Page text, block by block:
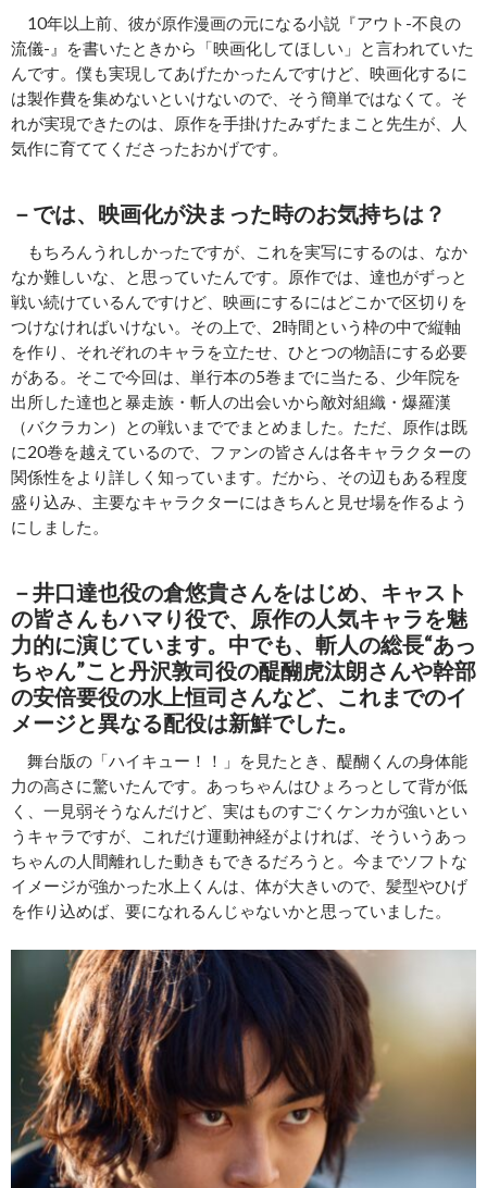
10年以上前、彼が原作漫画の元になる小説『アウト-不良の
流儀-』を書いたときから「映画化してほしい」と言われていた
んです。僕も実現してあげたかったんですけど、映画化するに
は製作費を集めないといけないので、そう簡単ではなくて。そ
れが実現できたのは、原作を手掛けたみずたまこと先生が、人
気作に育ててくださったおかげです。
－では、映画化が決まった時のお気持ちは？
もちろんうれしかったですが、これを実写にするのは、なか
なか難しいな、と思っていたんです。原作では、達也がずっと
戦い続けているんですけど、映画にするにはどこかで区切りを
つけなければいけない。その上で、2時間という枠の中で縦軸
を作り、それぞれのキャラを立たせ、ひとつの物語にする必要
がある。そこで今回は、単行本の5巻までに当たる、少年院を
出所した達也と暴走族・斬人の出会いから敵対組織・爆羅漢
（バクラカン）との戦いまででまとめました。ただ、原作は既
に20巻を越えているので、ファンの皆さんは各キャラクターの
関係性をより詳しく知っています。だから、その辺もある程度
盛り込み、主要なキャラクターにはきちんと見せ場を作るよう
にしました。
－井口達也役の倉悠貴さんをはじめ、キャスト
の皆さんもハマり役で、原作の人気キャラを魅
力的に演じています。中でも、斬人の総長“あっ
ちゃん”こと丹沢敦司役の醍醐虎汰朗さんや幹部
の安倍要役の水上恒司さんなど、これまでのイ
メージと異なる配役は新鮮でした。
舞台版の「ハイキュー！！」を見たとき、醍醐くんの身体能
力の高さに驚いたんです。あっちゃんはひょろっとして背が低
く、一見弱そうなんだけど、実はものすごくケンカが強いとい
うキャラですが、これだけ運動神経がよければ、そういうあっ
ちゃんの人間離れした動きもできるだろうと。今までソフトな
イメージが強かった水上くんは、体が大きいので、髪型やひげ
を作り込めば、要になれるんじゃないかと思っていました。